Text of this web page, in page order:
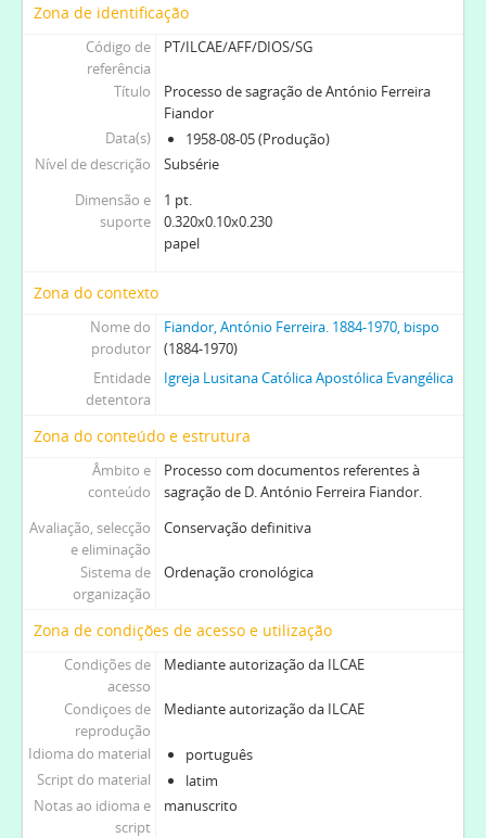
[Subsérie] DIDP - Documentos para a instituição de diácono e ordenação de presbítero, 1907-03-23-1911-04-02
[Subsérie] SG - Processo de sagração de António Ferreira Fiandor, 1958-08-05
Zona de identificação
Código de
referência
PT/ILCAE/AFF/DIOS/SG
Título
Processo de sagração de António Ferreira
Fiandor
Data(s)
1958-08-05 (Produção)
Nível de descrição
Subsérie
Dimensão e
suporte
1 pt.
0.320x0.10x0.230
papel
Zona do contexto
Nome do
produtor
Fiandor, António Ferreira. 1884-1970, bispo
(1884-1970)
Entidade
detentora
Igreja Lusitana Católica Apostólica Evangélica
Zona do conteúdo e estrutura
Âmbito e
conteúdo
Processo com documentos referentes à
sagração de D. António Ferreira Fiandor.
Avaliação, selecção
e eliminação
Conservação definitiva
Sistema de
organização
Ordenação cronológica
Zona de condições de acesso e utilização
Condições de
acesso
Mediante autorização da ILCAE
Condiçoes de
reprodução
Mediante autorização da ILCAE
Idioma do material
português
Script do material
latim
Notas ao idioma e
script
manuscrito